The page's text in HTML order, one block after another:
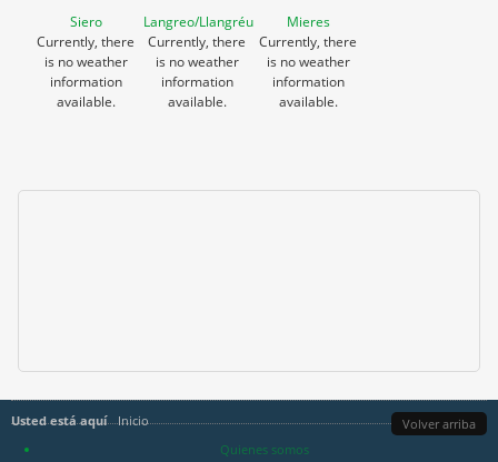
Siero
Currently, there
is no weather
information
available.
Langreo/Llangréu
Currently, there
is no weather
information
available.
Mieres
Currently, there
is no weather
information
available.
Usted está aquí Inicio
Volver arriba
Quienes somos